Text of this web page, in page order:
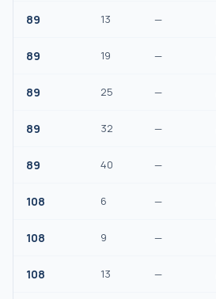
89 13 —
89 19 —
89 25 —
89 32 —
89 40 —
108 6 —
108 9 —
108 13 —